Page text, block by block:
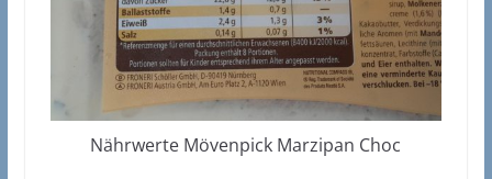
Nährwerte Mövenpick Marzipan Choc